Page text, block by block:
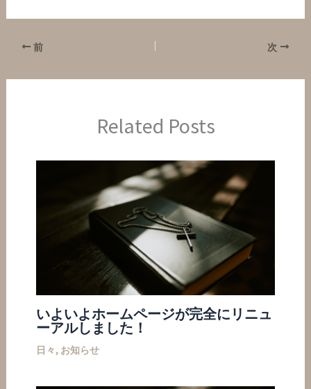
前 次
Related Posts
いよいよホームページが完全にリニュ
ーアルしました！
日々, お知らせ